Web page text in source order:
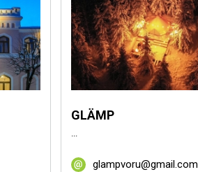
GLÄMP
glampvoru@gmail.com